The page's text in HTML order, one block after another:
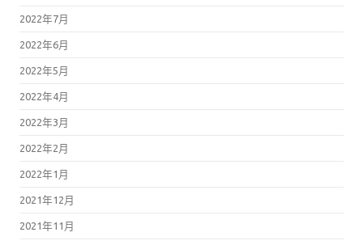
2022年7月
2022年6月
2022年5月
2022年4月
2022年3月
2022年2月
2022年1月
2021年12月
2021年11月